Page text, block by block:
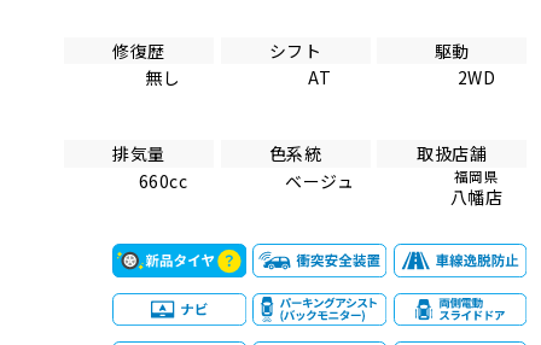
修復歴
無し
シフト
AT
駆動
2WD
排気量
660cc
色系統
ベージュ
取扱店舗
福岡県
八幡店